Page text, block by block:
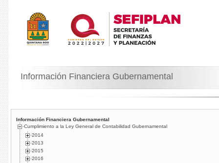
Información Financiera Gubernamental
Información Financiera Gubernamental
Cumplimiento a la Ley General de Contabilidad Gubernamental
2014
2013
2015
2016